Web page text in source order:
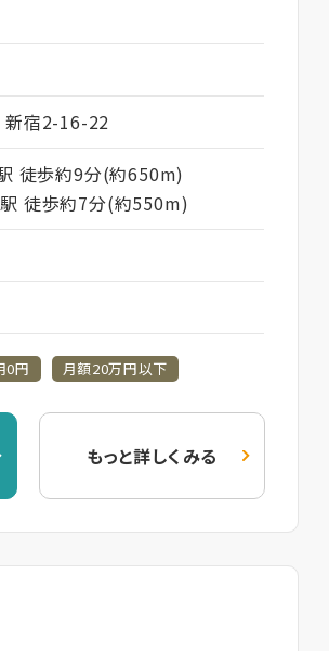
新宿2-16-22
徒歩約9分(約650m)
徒歩約7分(約550m)
0円 月額20万円以下
もっと詳しくみる